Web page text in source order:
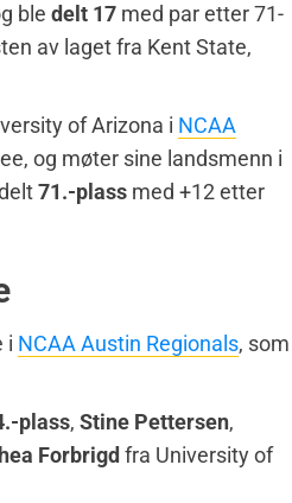
ble delt 17 med par etter 71-
av laget fra Kent State,
of Arizona i NCAA
og møter sine landsmenn i
71.-plass med +12 etter
i NCAA Austin Regionals, som
plass, Stine Pettersen,
Forbrigd fra University of